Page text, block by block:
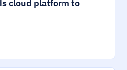
cloud platform to